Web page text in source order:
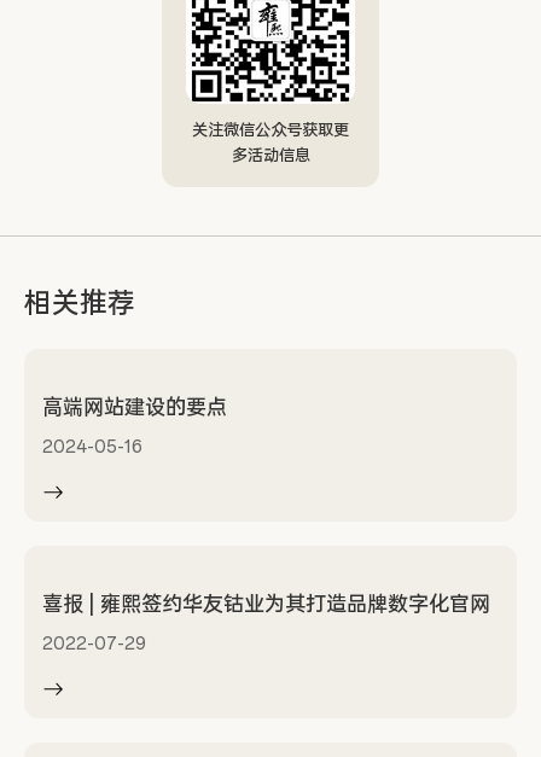
关注微信公众号获取更
多活动信息
相关推荐
高端网站建设的要点
2024-05-16
喜报 | 雍熙签约华友钴业为其打造品牌数字化官网
2022-07-29